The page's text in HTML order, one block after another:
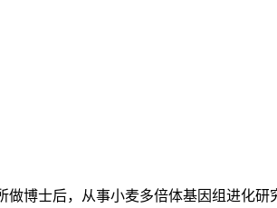
博士后，从事小麦多倍体基因组进化研